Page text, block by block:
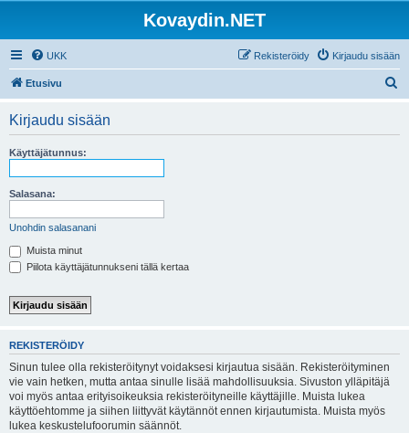
Kovaydin.NET
UKK Kirjaudu sisään
Rekisteröidy
Etusivu
Kirjaudu sisään
Käyttäjätunnus:
Salasana:
Unohdin salasanani
Muista minut
Piilota käyttäjätunnukseni tällä kertaa
REKISTERÖIDY
Sinun tulee olla rekisteröitynyt voidaksesi kirjautua sisään. Rekisteröityminen
vie vain hetken, mutta antaa sinulle lisää mahdollisuuksia. Sivuston ylläpitäjä
voi myös antaa erityisoikeuksia rekisteröityneille käyttäjille. Muista lukea
käyttöehtomme ja siihen liittyvät käytännöt ennen kirjautumista. Muista myös
lukea keskustelufoorumin säännöt.